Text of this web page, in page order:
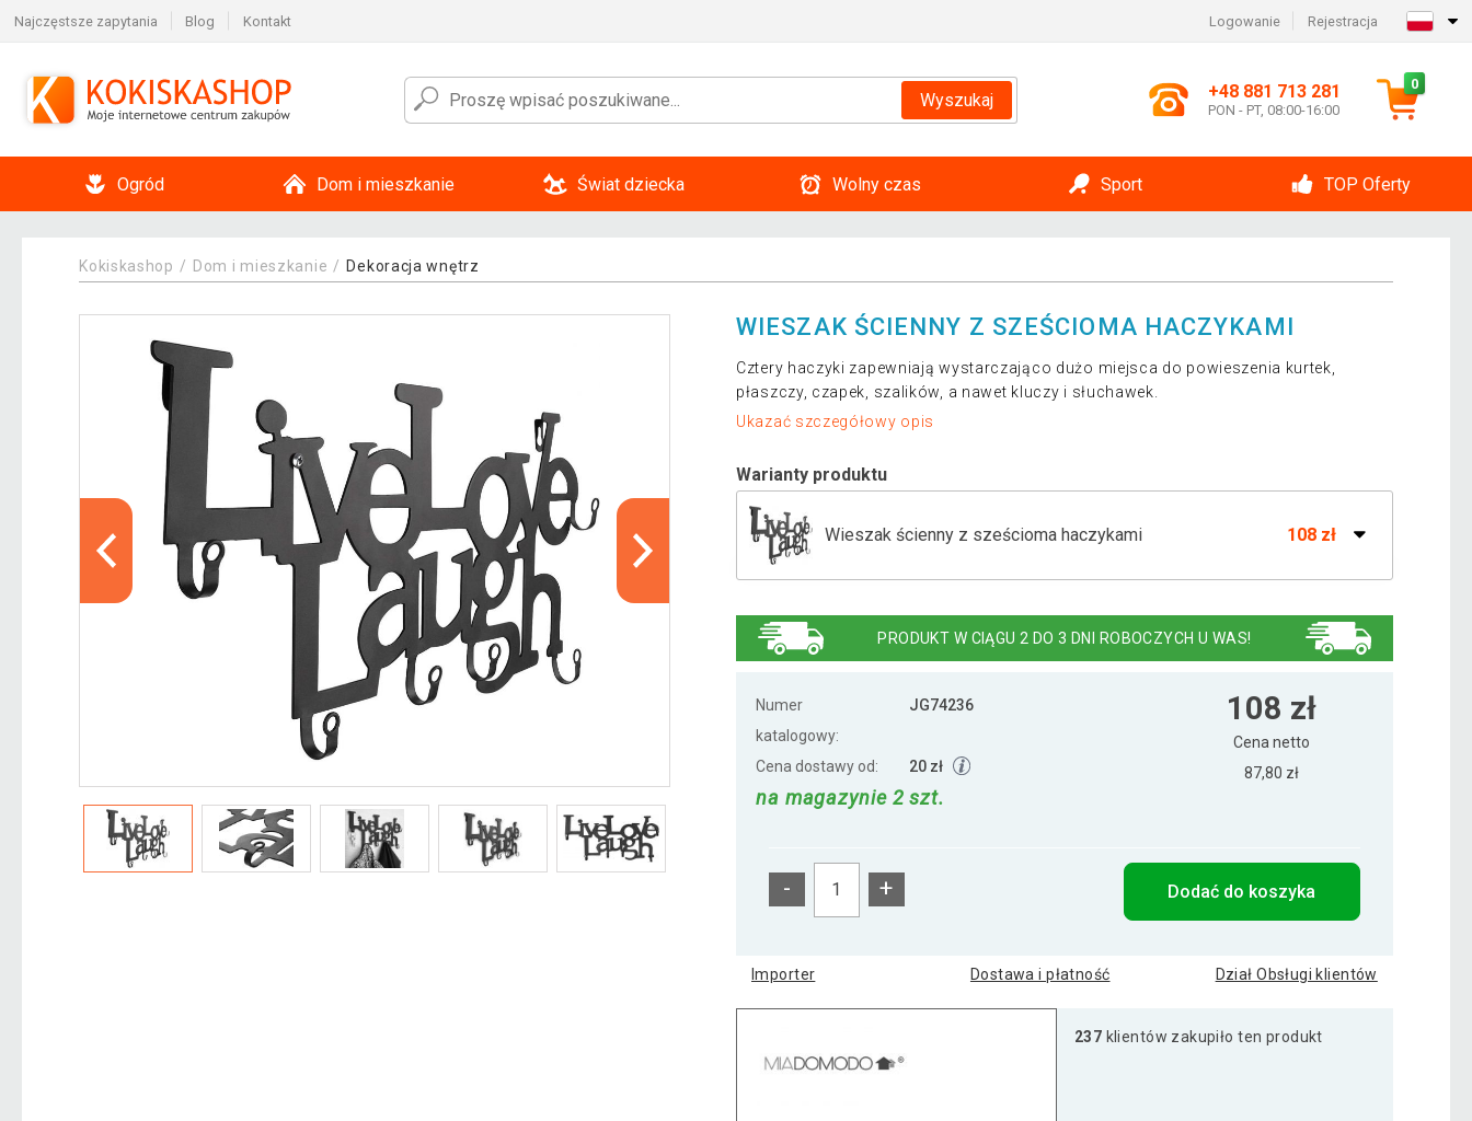
Najczęstsze zapytania Blog Kontakt Logowanie Rejestracja
Wyszukaj +48 881 713 281
PON - PT, 08:00-16:00
0
Ogród Dom i mieszkanie Świat dziecka Wolny czas Sport TOP Oferty
Kokiskashop Dom i mieszkanie Dekoracja wnętrz
WIESZAK ŚCIENNY Z SZEŚCIOMA HACZYKAMI
Cztery haczyki zapewniają wystarczająco dużo miejsca do powieszenia kurtek,
płaszczy, czapek, szalików, a nawet kluczy i słuchawek.
Ukazać szczegółowy opis
Warianty produktu
Wieszak ścienny z sześcioma haczykami 108 zł
Wieszak ścienny z dziewięcioma haczykami Family & Friends
Wieszak ścienny z sześcioma haczykami, Home Sweet Home
PRODUKT W CIĄGU 2 DO 3 DNI ROBOCZYCH U WAS!
Numer
katalogowy:
JG74236
Cena dostawy od: 20 zł
na magazynie 2 szt.
108 zł
Cena netto
87,80 zł
- + Dodać do koszyka
Importer Dostawa i płatność Dział Obsługi klientów
237 klientów zakupiło ten produkt